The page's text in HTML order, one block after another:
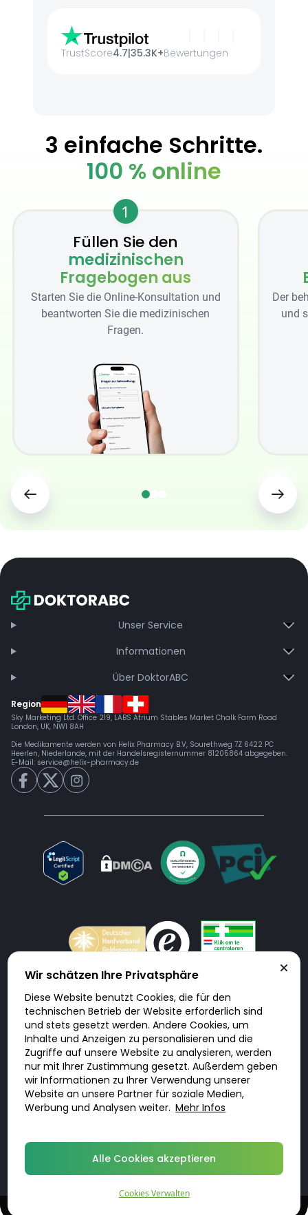
TrustScore4.7|35.3K+Bewertungen
3 einfache Schritte.
100 % online
1
Füllen Sie den
medizinischen
Fragebogen aus
Starten Sie die Online-Konsultation und
beantworten Sie die medizinischen
Fragen.
Der
und
Unser Service
Informationen
Über DoktorABC
Region
Sky Marketing Ltd. Office 219, LABS Atrium Stables Market Chalk Farm Road
London, UK, NW1 8AH
Die Medikamente werden von Helix Pharmacy B.V, Sourethweg 7Z 6422 PC
Heerlen, Niederlande, mit der Handelsregisternummer 81205864 abgegeben.
E-Mail: service@helix-pharmacy.de
Doktorabc.com ist eine Vermittlungsplattform. Doktorabc ist ausdrücklich
keine Internetapotheke. Doktorabc bietet keine Medikamente oder
sonstige Produkte an oder liefert diese. Jegliche Informationen zu
Produkten, Medikamenten und Preisen auf der Internetseite beinhalten
kein Angebot von Doktorabc an Sie. Für die Einhaltung der in Ihrem Land
geltenden Gesetze und sonstigen Rechtsvorschriften sind Sie als Nutzer
selbst verantwortlich. Die Nutzung unseres Services auf Doktorabc durch
Sie erfolgt auf eigenes Risiko und in eigener Verantwortung. Sie erklären,
diese Internetseite aus eigener Initiative zu besuchen und zu nutzen.
Wir schätzen Ihre Privatsphäre
Diese Website benutzt Cookies, die für den
technischen Betrieb der Website erforderlich sind
und stets gesetzt werden. Andere Cookies, um
Inhalte und Anzeigen zu personalisieren und die
Zugriffe auf unsere Website zu analysieren, werden
nur mit Ihrer Zustimmung gesetzt. Außerdem geben
wir Informationen zu Ihrer Verwendung unserer
Website an unsere Partner für soziale Medien,
Werbung und Analysen weiter. Mehr Infos
Alle Cookies akzeptieren
Cookies Verwalten